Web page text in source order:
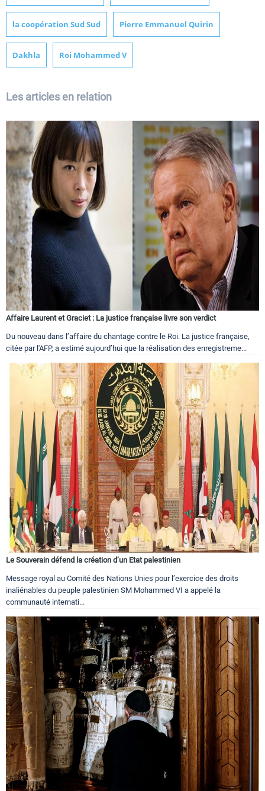
la coopération Sud Sud Pierre Emmanuel Quirin
Dakhla Roi Mohammed V
Les articles en relation
Affaire Laurent et Graciet : La justice française livre son verdict
Du nouveau dans l’affaire du chantage contre le Roi. La justice française,
citée par l'AFP, a estimé aujourd’hui que la réalisation des enregistreme...
Le Souverain défend la création d’un Etat palestinien
Message royal au Comité des Nations Unies pour l’exercice des droits
inaliénables du peuple palestinien SM Mohammed VI a appelé la
communauté internati...